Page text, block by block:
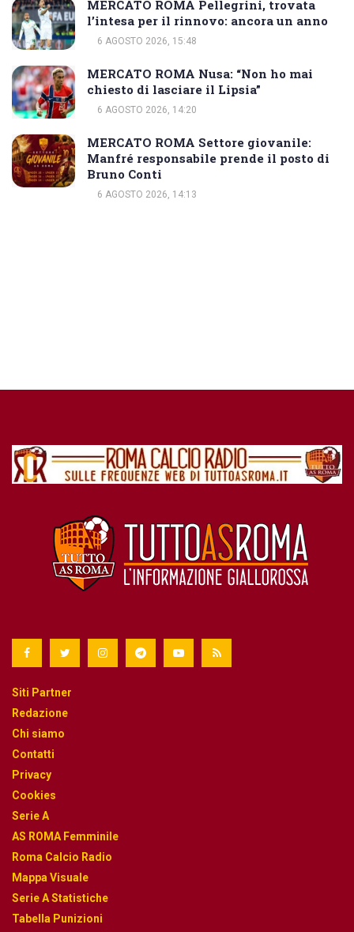
MERCATO ROMA Pellegrini, trovata
l’intesa per il rinnovo: ancora un anno
6 AGOSTO 2026, 15:48
MERCATO ROMA Nusa: “Non ho mai
chiesto di lasciare il Lipsia”
6 AGOSTO 2026, 14:20
MERCATO ROMA Settore giovanile:
Manfré responsabile prende il posto di
Bruno Conti
6 AGOSTO 2026, 14:13
Siti Partner
Redazione
Chi siamo
Contatti
Privacy
Cookies
Serie A
AS ROMA Femminile
Roma Calcio Radio
Mappa Visuale
Serie A Statistiche
Tabella Punizioni